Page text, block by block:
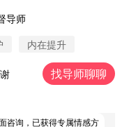
导师
内在提升
找导师聊聊
咨询，已获得专属情感方
面咨询，已获得专属情感
咨询，已获得专属情感方